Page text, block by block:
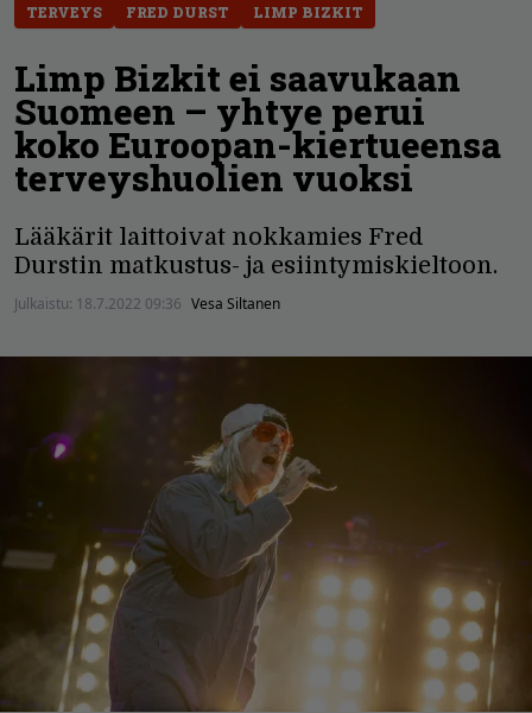
TERVEYS
FRED DURST LIMP BIZKIT
Limp Bizkit ei saavukaan
Suomeen – yhtye perui
koko Euroopan-kiertueensa
terveyshuolien vuoksi
Lääkärit laittoivat nokkamies Fred
Durstin matkustus- ja esiintymiskieltoon.
Julkaistu: 18.7.2022 09:36 Vesa Siltanen